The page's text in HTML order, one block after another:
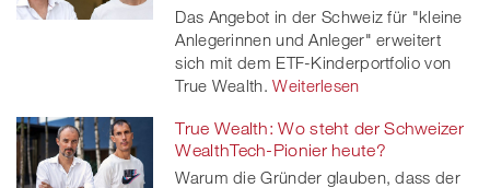
Das Angebot in der Schweiz für "kleine
Anlegerinnen und Anleger" erweitert
sich mit dem ETF-Kinderportfolio von
True Wealth. Weiterlesen
True Wealth: Wo steht der Schweizer
WealthTech-Pionier heute?
Warum die Gründer glauben, dass der